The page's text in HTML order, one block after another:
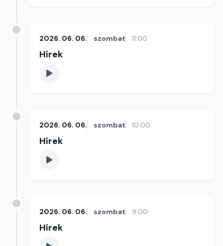
2026. 06. 06. szombat 11:00
Hírek
2026. 06. 06. szombat 10:00
Hírek
2026. 06. 06. szombat 9:00
Hírek